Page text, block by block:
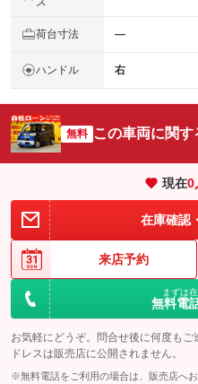
荷台寸法 ―
ハンドル 右
無料 この車両に関
現在0
在庫確認
来店予約
まずは
無料電
お気軽にどうぞ。問合せ後に何度も
ドレスは販売店に公開されません。
※無料電話をご利用の場合は、販売店へ